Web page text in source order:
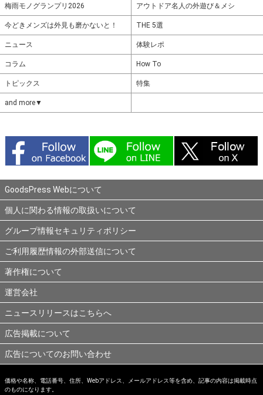
梅雨モノグランプリ2026 アウトドア名人の外遊び＆メシ
今どきメンズは外見も磨かないと！ THE 5選
ニュース 体験レポ
コラム How To
トピックス 特集
and more▼
GoodsPress Webについて
個人に関わる情報の取扱いについて
グループ情報セキュリティポリシー
ご利用履歴情報の外部送信について
著作権について
運営会社
ニュースリリースはこちらへ
広告掲載について
広告についてのお問い合わせ
価格や名称、電話番号、住所、Webアドレス、メールアドレス等を含め、記事の内容は掲載時点
のものになります。